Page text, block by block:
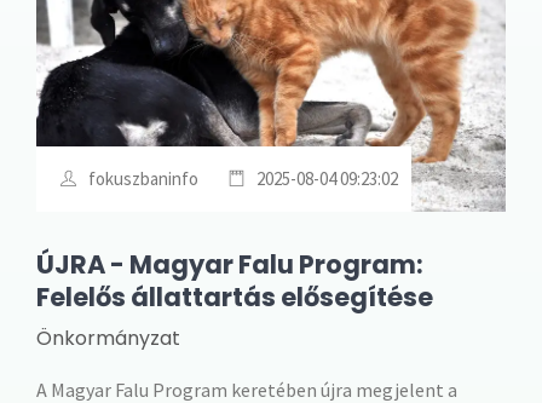
fokuszbaninfo 2025-08-04 09:23:02
ÚJRA - Magyar Falu Program:
Felelős állattartás elősegítése
Önkormányzat
A Magyar Falu Program keretében újra megjelent a